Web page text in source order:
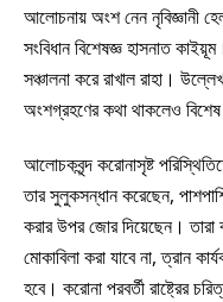
আলোচনায় অংশ নেন নৃবিজ্ঞানী
সংবিধান বিশেষজ্ঞ হাসনাত কাইয়ূম।
সঞ্চালনা করে রাখাল রাহা।
অংশগ্রহণের কথা থাকলেও
আলোচকবৃন্দ করোনাসৃষ্ট
তার সুলুকসন্ধান করেছেন,
করার উপর জোর দিয়েছেন।
মোকাবিলা করা যাবে না, ত্রান
হবে। করোনা পরবর্তী রাষ্ট্রের